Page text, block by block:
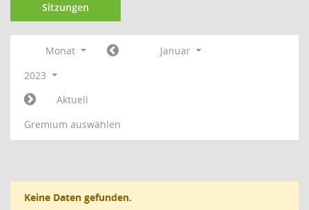
Sitzungen
Monat
Januar
2023
Aktuell
Gremium auswählen
Keine Daten gefunden.